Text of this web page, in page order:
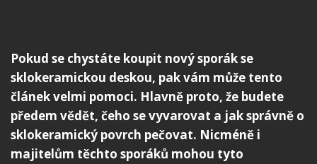
Pokud se chystáte koupit nový sporák se
sklokeramickou deskou, pak vám může tento
článek velmi pomoci. Hlavně proto, že budete
předem vědět, čeho se vyvarovat a jak správně o
sklokeramický povrch pečovat. Nicméně i
majitelům těchto sporáků mohou tyto